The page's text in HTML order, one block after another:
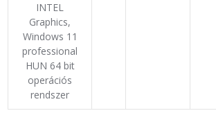
INTEL
Graphics,
Windows 11
professional
HUN 64 bit
operációs
rendszer